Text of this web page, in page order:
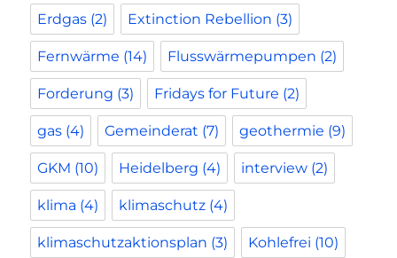
Erdgas (2) Extinction Rebellion (3)
Fernwärme (14) Flusswärmepumpen (2)
Forderung (3) Fridays for Future (2)
gas (4) Gemeinderat (7) geothermie (9)
GKM (10) Heidelberg (4) interview (2)
klima (4) klimaschutz (4)
klimaschutzaktionsplan (3) Kohlefrei (10)